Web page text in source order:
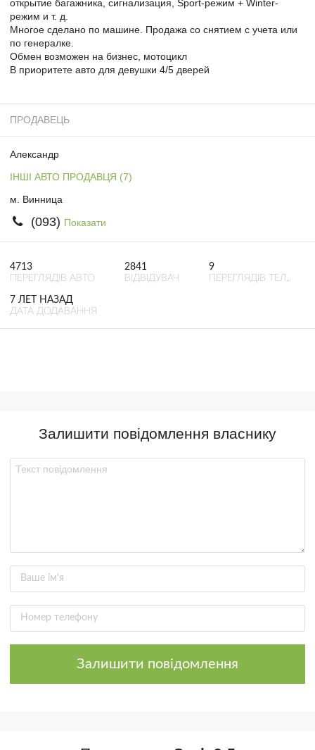
открытие багажника, сигнализация, Sport-режим + Winter-
режим и т. д.
Многое сделано по машине. Продажа со снятием с учета или
по генералке.
Обмен возможен на бизнес, мотоцикл
В приоритете авто для девушки 4/5 дверей
ПРОДАВЕЦЬ
Александр
ІНШІ АВТО ПРОДАВЦЯ (7)
м. Винница
(093) Показати
4713
ПЕРЕГЛЯДІВ АВТО
2841
ВІДВІДУВАЧ
9
ПЕРЕГЛЯДІВ ТЕЛ.
7 ЛЕТ НАЗАД
ДАТА ДОДАВАННЯ
Залишити повідомлення власнику
Залишити повідомлення